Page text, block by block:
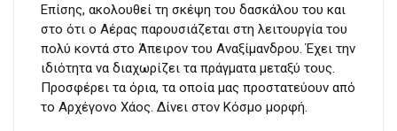
Επίσης, ακολουθεί τη σκέψη του δασκάλου του και
στο ότι ο Αέρας παρουσιάζεται στη λειτουργία του
πολύ κοντά στο Άπειρον του Αναξίμανδρου. Έχει την
ιδιότητα να διαχωρίζει τα πράγματα μεταξύ τους.
Προσφέρει τα όρια, τα οποία μας προστατεύουν από
το Αρχέγονο Χάος. Δίνει στον Κόσμο μορφή.